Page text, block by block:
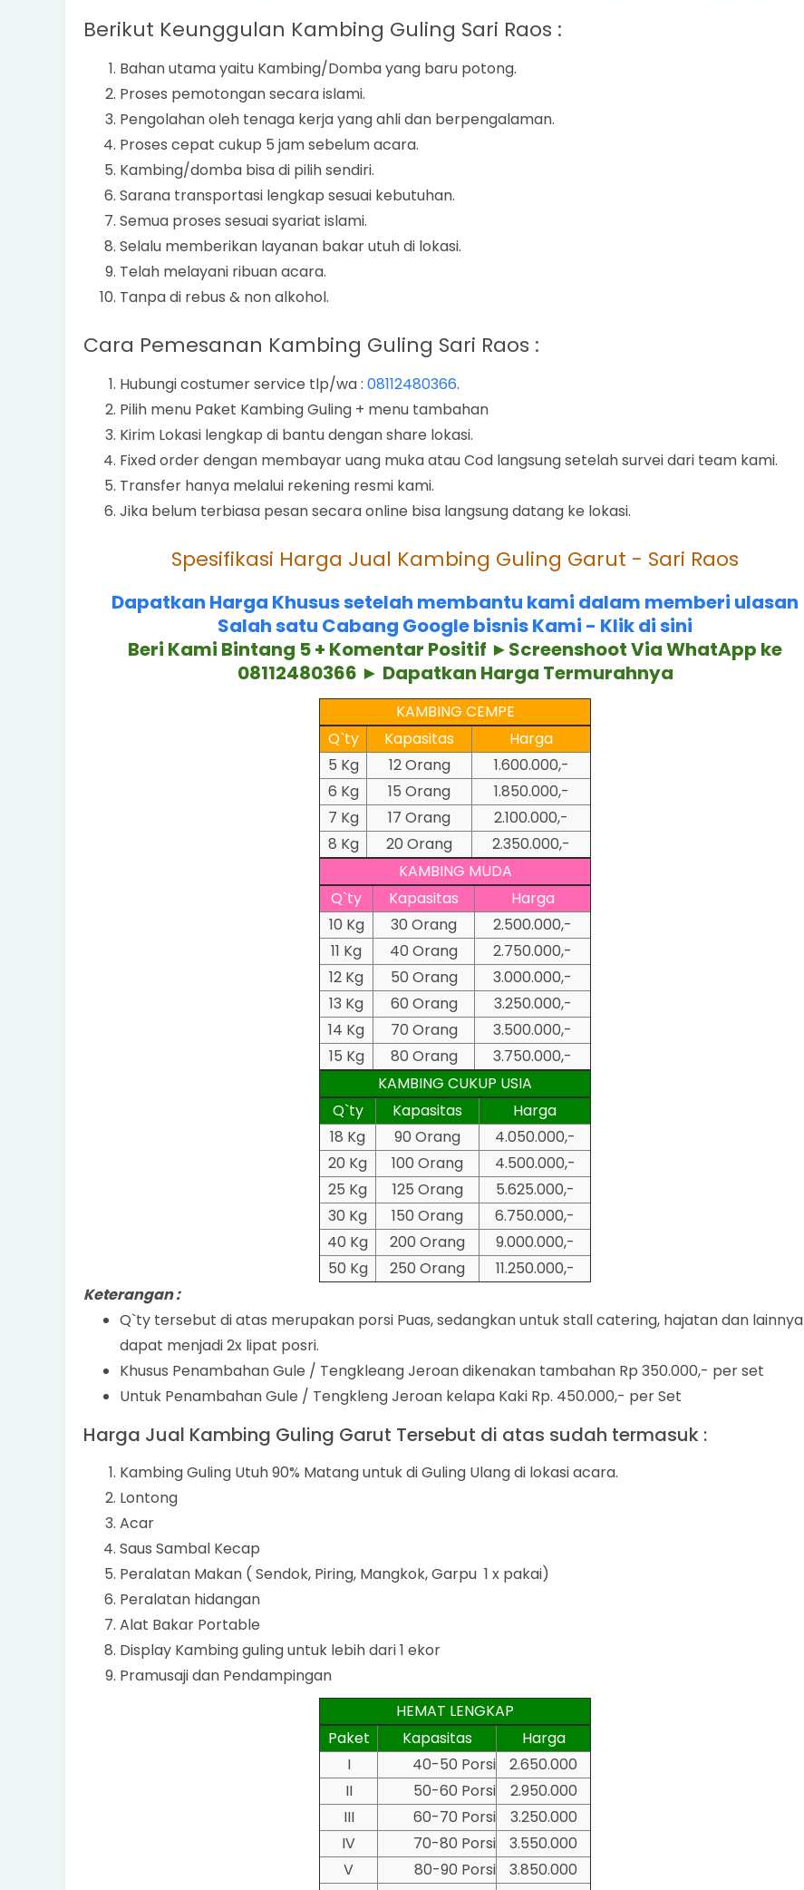
Berikut Keunggulan Kambing Guling Sari Raos :
Bahan utama yaitu Kambing/Domba yang baru potong.
Proses pemotongan secara islami.
Pengolahan oleh tenaga kerja yang ahli dan berpengalaman.
Proses cepat cukup 5 jam sebelum acara.
Kambing/domba bisa di pilih sendiri.
Sarana transportasi lengkap sesuai kebutuhan.
Semua proses sesuai syariat islami.
Selalu memberikan layanan bakar utuh di lokasi.
Telah melayani ribuan acara.
Tanpa di rebus & non alkohol.
Cara Pemesanan Kambing Guling Sari Raos :
Hubungi costumer service tlp/wa : 08112480366.
Pilih menu Paket Kambing Guling + menu tambahan
Kirim Lokasi lengkap di bantu dengan share lokasi.
Fixed order dengan membayar uang muka atau Cod langsung setelah survei dari team kami.
Transfer hanya melalui rekening resmi kami.
Jika belum terbiasa pesan secara online bisa langsung datang ke lokasi.
Spesifikasi Harga Jual Kambing Guling Garut - Sari Raos
Dapatkan Harga Khusus setelah membantu kami dalam memberi ulasan
Salah satu Cabang Google bisnis Kami - Klik di sini
Beri Kami Bintang 5 + Komentar Positif ►Screenshoot Via WhatApp ke
08112480366 ► Dapatkan Harga Termurahnya
KAMBING CEMPE
Q`ty
Kapasitas
Harga
5 Kg
12 Orang
1.600.000,-
6 Kg
15 Orang
1.850.000,-
7 Kg
17 Orang
2.100.000,-
8 Kg
20 Orang
2.350.000,-
KAMBING MUDA
Q`ty
Kapasitas
Harga
10 Kg
30 Orang
2.500.000,-
11 Kg
40 Orang
2.750.000,-
12 Kg
50 Orang
3.000.000,-
13 Kg
60 Orang
3.250.000,-
14 Kg
70 Orang
3.500.000,-
15 Kg
80 Orang
3.750.000,-
KAMBING CUKUP USIA
Q`ty
Kapasitas
Harga
18 Kg
90 Orang
4.050.000,-
20 Kg
100 Orang
4.500.000,-
25 Kg
125 Orang
5.625.000,-
30 Kg
150 Orang
6.750.000,-
40 Kg
200 Orang
9.000.000,-
50 Kg
250 Orang
11.250.000,-
Keterangan :
Q`ty tersebut di atas merupakan porsi Puas, sedangkan untuk stall catering, hajatan dan lainnya
dapat menjadi 2x lipat posri.
Khusus Penambahan Gule / Tengkleang Jeroan dikenakan tambahan Rp 350.000,- per set
Untuk Penambahan Gule / Tengkleng Jeroan kelapa Kaki Rp. 450.000,- per Set
Harga Jual Kambing Guling Garut Tersebut di atas sudah termasuk :
Kambing Guling Utuh 90% Matang untuk di Guling Ulang di lokasi acara.
Lontong
Acar
Saus Sambal Kecap
Peralatan Makan ( Sendok, Piring, Mangkok, Garpu 1 x pakai)
Peralatan hidangan
Alat Bakar Portable
Display Kambing guling untuk lebih dari 1 ekor
Pramusaji dan Pendampingan
HEMAT LENGKAP
Paket
Kapasitas
Harga
I
40-50 Porsi
2.650.000
II
50-60 Porsi
2.950.000
III
60-70 Porsi
3.250.000
IV
70-80 Porsi
3.550.000
V
80-90 Porsi
3.850.000